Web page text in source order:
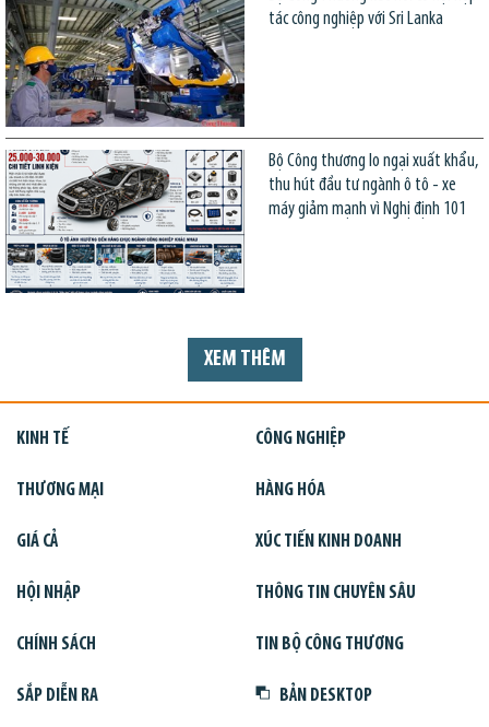
tác công nghiệp với Sri Lanka
Bộ Công thương lo ngại xuất khẩu,
thu hút đầu tư ngành ô tô - xe
máy giảm mạnh vì Nghị định 101
XEM THÊM
KINH TẾ CÔNG NGHIỆP
THƯƠNG MẠI HÀNG HÓA
GIÁ CẢ XÚC TIẾN KINH DOANH
HỘI NHẬP THÔNG TIN CHUYÊN SÂU
CHÍNH SÁCH TIN BỘ CÔNG THƯƠNG
SẮP DIỄN RA BẢN DESKTOP